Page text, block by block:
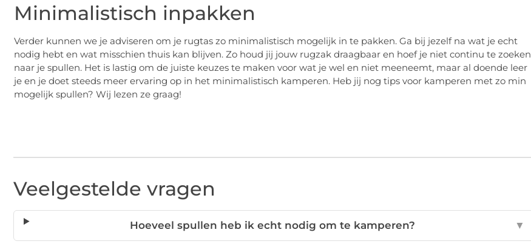
Minimalistisch inpakken
Verder kunnen we je adviseren om je rugtas zo minimalistisch mogelijk in te pakken. Ga bij jezelf na wat je echt
nodig hebt en wat misschien thuis kan blijven. Zo houd jij jouw rugzak draagbaar en hoef je niet continu te zoeken
naar je spullen. Het is lastig om de juiste keuzes te maken voor wat je wel en niet meeneemt, maar al doende leer
je en je doet steeds meer ervaring op in het minimalistisch kamperen. Heb jij nog tips voor kamperen met zo min
mogelijk spullen? Wij lezen ze graag!
Veelgestelde vragen
Hoeveel spullen heb ik echt nodig om te kamperen? ▼